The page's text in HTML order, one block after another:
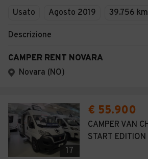
Usato Agosto 2019 39.756 km
Descrizione
CAMPER RENT NOVARA
Novara (NO)
17
€ 55.900
CAMPER VAN
START EDITION